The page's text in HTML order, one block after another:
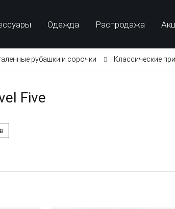
Одежда Распродажа
рубашки и сорочки Классические
Five